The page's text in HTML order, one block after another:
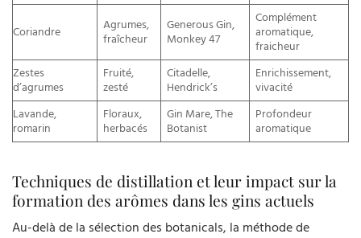
Coriandre
Agrumes,
fraîcheur
Generous Gin,
Monkey 47
Complément
aromatique,
fraicheur
Zestes
d’agrumes
Fruité,
zesté
Citadelle,
Hendrick’s
Enrichissement,
vivacité
Lavande,
romarin
Floraux,
herbacés
Gin Mare, The
Botanist
Profondeur
aromatique
Techniques de distillation et leur impact sur la
formation des arômes dans les gins actuels
Au-delà de la sélection des botanicals, la méthode de